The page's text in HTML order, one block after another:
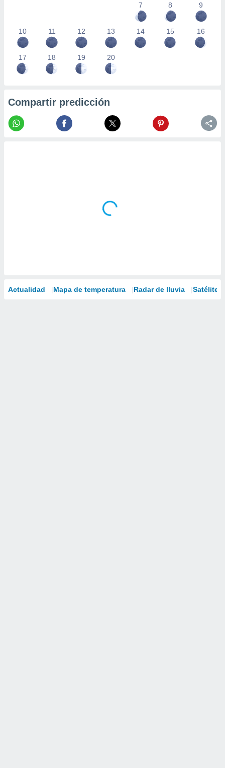
7
8 9
10 11 12 13 14 15 16
17 18 19 20
Compartir predicción
Actualidad Mapa de temperatura Radar de lluvia Satélites